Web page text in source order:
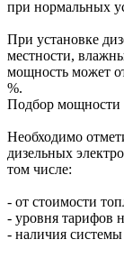
при нормальных
При установке
местности,
мощность может
%.
Подбор мощности
Необходимо
дизельных
том числе:
- от стоимости
- уровня тарифов
- наличия